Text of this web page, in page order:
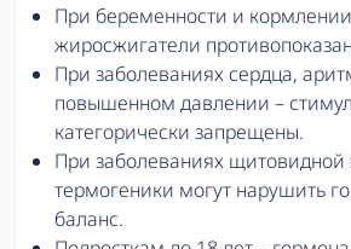
При беременности и
жиросжигатели
При заболеваниях сердца,
повышенном давлении –
категорически запрещены.
При заболеваниях щитовидной
термогеники могут нарушить
баланс.